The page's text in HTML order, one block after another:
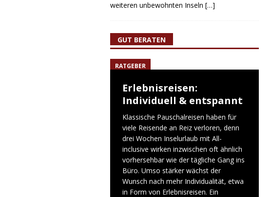
weiteren unbewohnten Inseln […]
GUT BERATEN
RATGEBER
Erlebnisreisen:
Individuell & entspannt
Klassische Pauschalreisen haben für
viele Reisende an Reiz verloren, denn
drei Wochen Inselurlaub mit All-
inclusive wirken inzwischen oft ähnlich
vorhersehbar wie der tägliche Gang ins
Büro. Umso stärker wächst der
Wunsch nach mehr Individualität, etwa
in Form von Erlebnisreisen. Ein